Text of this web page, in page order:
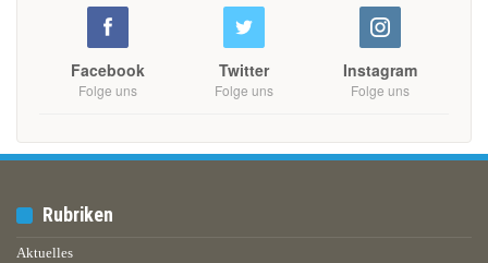
Facebook
Folge uns
Twitter
Folge uns
Instagram
Folge uns
Rubriken
Aktuelles